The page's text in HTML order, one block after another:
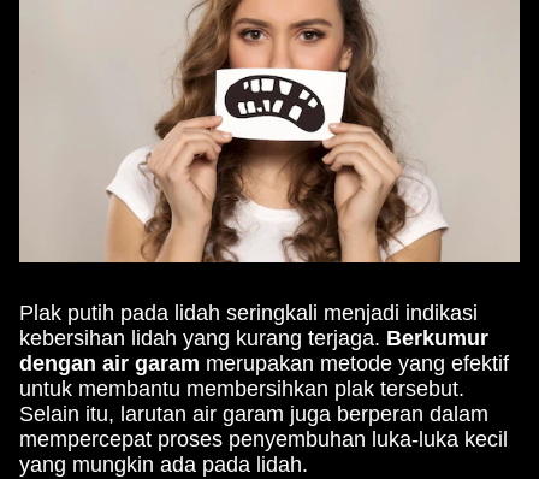
Plak putih pada lidah seringkali menjadi indikasi
kebersihan lidah yang kurang terjaga. Berkumur
dengan air garam merupakan metode yang efektif
untuk membantu membersihkan plak tersebut.
Selain itu, larutan air garam juga berperan dalam
mempercepat proses penyembuhan luka-luka kecil
yang mungkin ada pada lidah.